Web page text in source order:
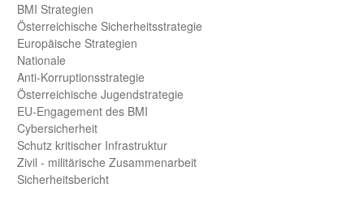
BMI Strategien
Öster­reichische Sicherheits­strategie
Europäische Strategien
Nationale
Anti-Korruptions­strategie
Öster­reichische Jugend­strategie
EU-Engagement des BMI
Cybersicherheit
Schutz kritischer Infra­struktur
Zivil - militärische Zusammen­arbeit
Sicherheits­bericht